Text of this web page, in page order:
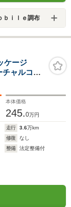
ｉｌｅ調布
ケージ
ャルコッ
/地デ
シスト/パ
本体価格
245.0万円
走行 3.6万km
修復
なし
整備
法定整備付